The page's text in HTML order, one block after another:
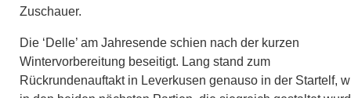
Zuschauer.
Die ‘Delle’ am Jahresende schien nach der kurzen
Wintervorbereitung beseitigt. Lang stand zum
Rückrundenauftakt in Leverkusen genauso in der Startelf,